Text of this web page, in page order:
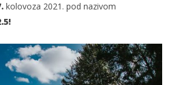
kolovoza 2021. pod nazivom